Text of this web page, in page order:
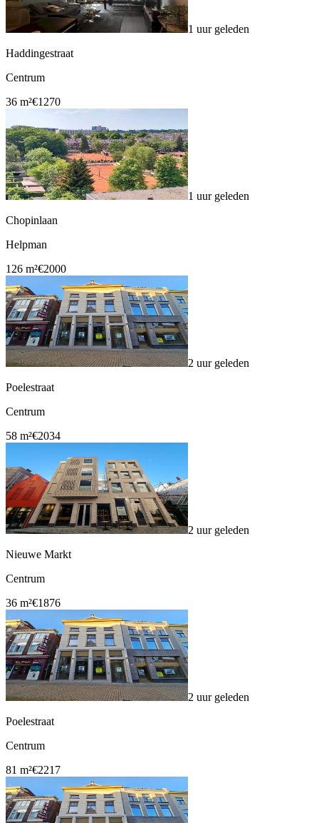
1 uur geleden
Haddingestraat
Centrum
36 m²€1270
1 uur geleden
Chopinlaan
Helpman
126 m²€2000
2 uur geleden
Poelestraat
Centrum
58 m²€2034
2 uur geleden
Nieuwe Markt
Centrum
36 m²€1876
2 uur geleden
Poelestraat
Centrum
81 m²€2217